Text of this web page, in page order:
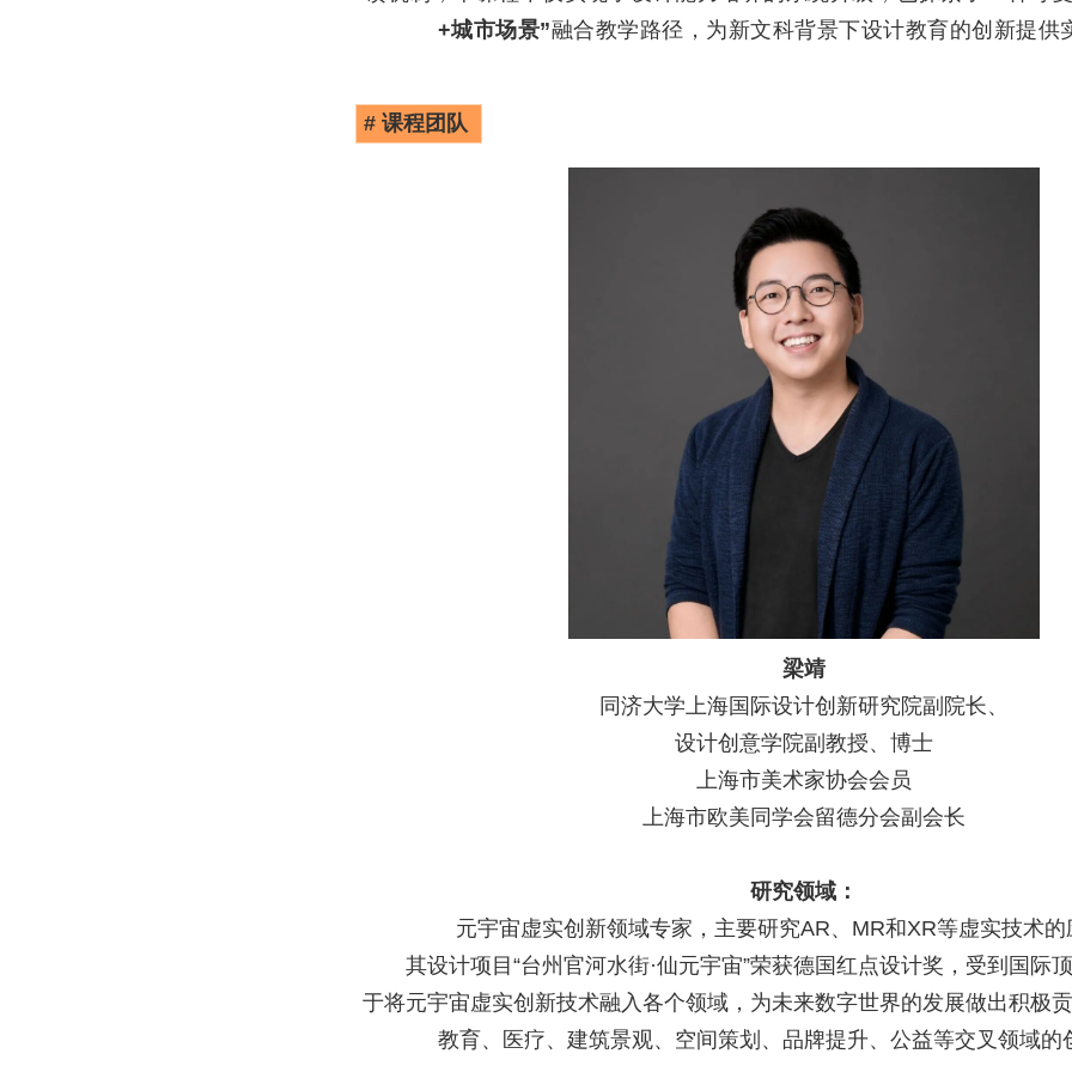
+城市场景”融合教学路径，为新文科背景下设计教育的创新提供
# 课程团队
梁靖
同济大学上海国际设计创新研究院副院长、
设计创意学院副教授、博士
上海市美术家协会会员
上海市欧美同学会留德分会副会长
研究领域：
元宇宙虚实创新领域专家，主要研究AR、MR和XR等虚实技术
其设计项目“台州官河水街·仙元宇宙”荣获德国红点设计奖，受到国际
于将元宇宙虚实创新技术融入各个领域，为未来数字世界的发展做出积极
教育、医疗、建筑景观、空间策划、品牌提升、公益等交叉领域的